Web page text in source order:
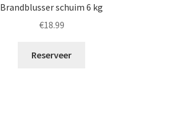
Brandblusser schuim 6 kg
€18.99
Reserveer